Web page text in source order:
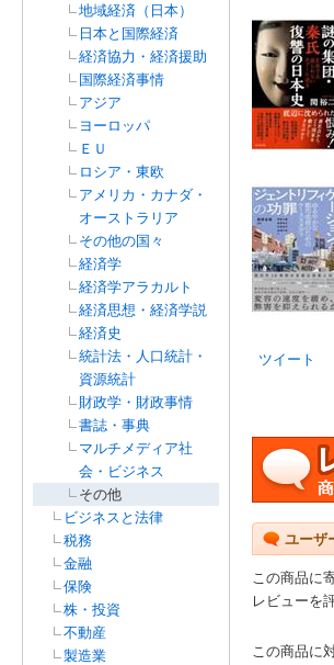
地域経済（日本）
日本と国際経済
経済協力・経済援助
国際経済事情
アジア
ヨーロッパ
ＥＵ
ロシア・東欧
アメリカ・カナダ・
オーストラリア
その他の国々
経済学
経済学アラカルト
経済思想・経済学説
経済史
統計法・人口統計・
資源統計
財政学・財政事情
書誌・事典
マルチメディア社
会・ビジネス
その他
ビジネスと法律
税務
金融
保険
株・投資
不動産
製造業
ツイート
ユーザ
この商品に
レビューを
この商品に